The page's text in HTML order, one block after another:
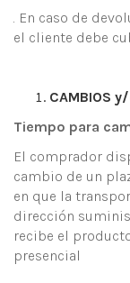
. En caso de
el cliente debe
CAMBIOS
Tiempo para
El comprador
cambio de un
en que la
dirección
recibe el
presencial